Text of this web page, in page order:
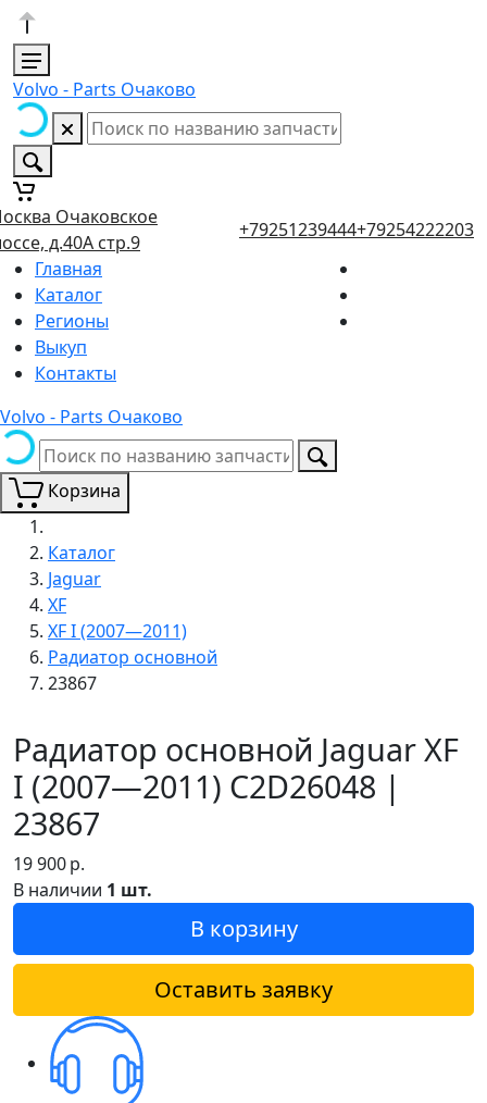
Volvo - Parts Очаково
Очаковское
д.40А стр.9
+79251239444+79254222203
Главная
Каталог
Регионы
Выкуп
Контакты
Volvo - Parts Очаково
Корзина
Каталог
Jaguar
XF
XF I (2007—2011)
Радиатор основной
23867
Радиатор основной Jaguar XF
I (2007—2011) C2D26048 |
23867
19 900р.
В наличии 1 шт.
В корзину
Оставить заявку